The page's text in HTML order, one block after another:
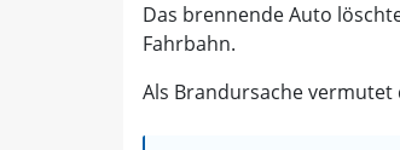
Das brennende Auto
Fahrbahn.
Als Brandursache vermutet